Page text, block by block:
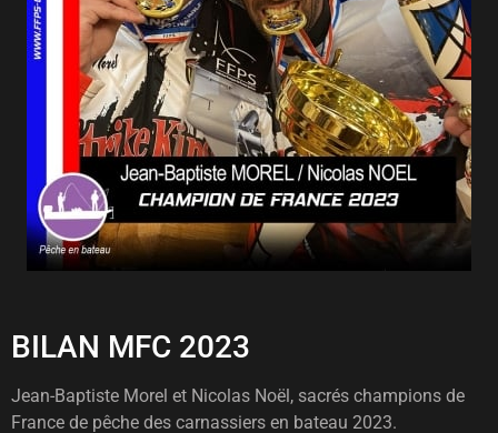
BILAN MFC 2023
Jean-Baptiste Morel et Nicolas Noël, sacrés champions de
France de pêche des carnassiers en bateau 2023.